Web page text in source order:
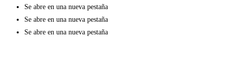
Se abre en una nueva pestaña
Se abre en una nueva pestaña
Se abre en una nueva pestaña